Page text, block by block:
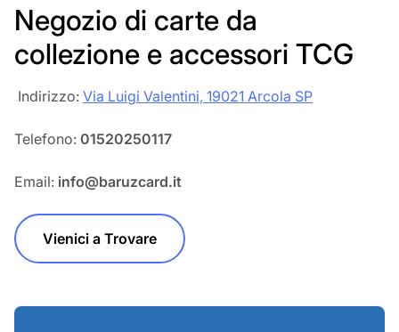
Negozio di carte da
collezione e accessori TCG
‎‎ Indirizzo: Via Luigi Valentini, 19021 Arcola SP
Telefono: 01520250117
Email: info@baruzcard.it
Vienici a Trovare